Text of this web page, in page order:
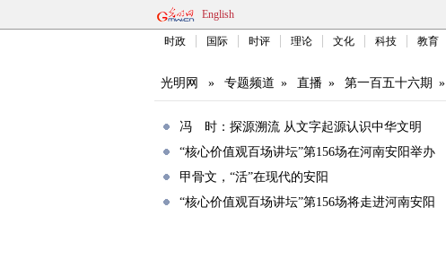
English
时政 国际 时评 理论 文化 科技 教育
光明网 » 专题频道 » 直播 » 第一百五十六期 »
冯 时：探源溯流 从文字起源认识中华文明
“核心价值观百场讲坛”第156场在河南安阳举办
甲骨文，“活”在现代的安阳
“核心价值观百场讲坛”第156场将走进河南安阳